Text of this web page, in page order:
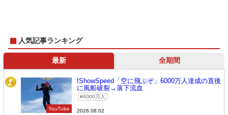
人気記事ランキング
最新 全期間
1
YouTube
IShowSpeed「空に飛ぶぞ」6000万人達成の直後
に風船破裂→落下流血
6000万人
2026.08.02